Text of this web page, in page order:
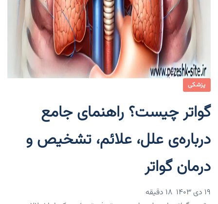
پزشکی
گواتر چیست؟ راهنمای جامع
درباره‌ی علل، علائم، تشخیص و
درمان گواتر
۱۹ دی ۱۴۰۳